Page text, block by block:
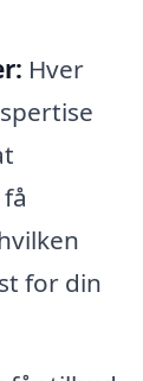
Hver
for din